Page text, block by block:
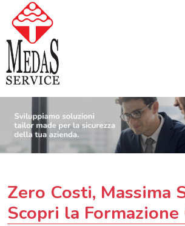
Zero Costi, Massima
Scopri la